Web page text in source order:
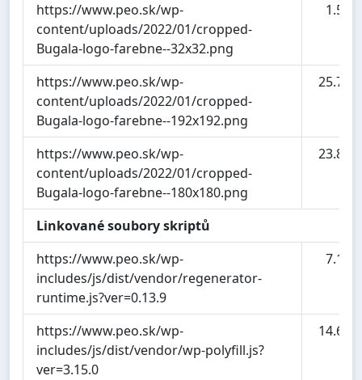
https://www.peo.sk/wp-
content/uploads/2022/01/cropped-
Bugala-logo-farebne--32x32.png
1.5 kB
https://www.peo.sk/wp-
content/uploads/2022/01/cropped-
Bugala-logo-farebne--192x192.png
25.7 kB
https://www.peo.sk/wp-
content/uploads/2022/01/cropped-
Bugala-logo-farebne--180x180.png
23.8 kB
Linkované soubory skriptů
https://www.peo.sk/wp-
includes/js/dist/vendor/regenerator-
runtime.js?ver=0.13.9
7.1 kB
https://www.peo.sk/wp-
includes/js/dist/vendor/wp-polyfill.js?
ver=3.15.0
14.6 kB